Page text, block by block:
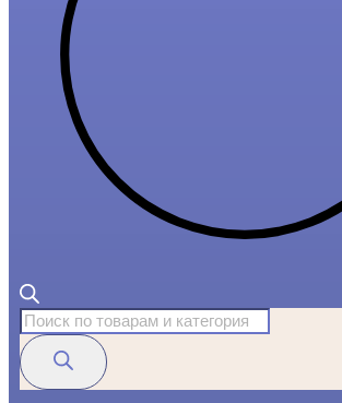
Поиск
товаров